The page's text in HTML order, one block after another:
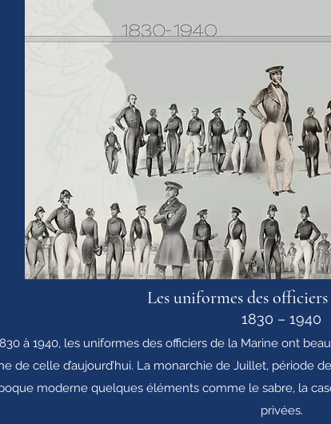
Les uniformes des
1830 – 1940
à 1940, les uniformes des officiers de la Marine ont
de celle d’aujourd’hui. La monarchie de Juillet, période
moderne quelques éléments comme le sabre, la
privées.